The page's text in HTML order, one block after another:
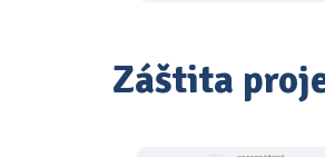
Záštita